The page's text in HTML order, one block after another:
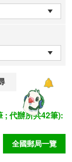
; 代辦所共42筆):
全國郵局一覽